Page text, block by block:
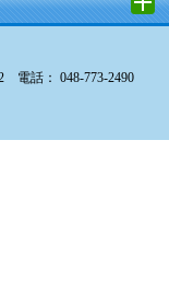
電話： 048-773-2490